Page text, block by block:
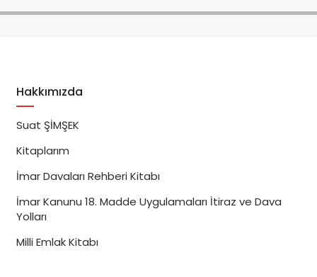
Hakkımızda
Suat ŞİMŞEK
Kitaplarım
İmar Davaları Rehberi Kitabı
İmar Kanunu 18. Madde Uygulamaları İtiraz ve Dava
Yolları
Milli Emlak Kitabı